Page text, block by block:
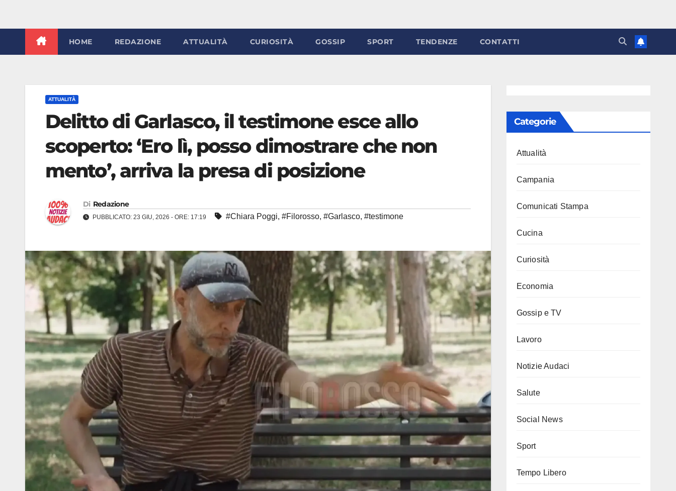
HOME REDAZIONE ATTUALITÀ CURIOSITÀ GOSSIP SPORT TENDENZE CONTATTI
ATTUALITÀ
Delitto di Garlasco, il testimone esce allo
scoperto: ‘Ero lì, posso dimostrare che non
mento’, arriva la presa di posizione
Di Redazione
PUBBLICATO: 23 GIU, 2026 - ORE: 17:19 #Chiara Poggi, #Filorosso, #Garlasco, #testimone
Categorie
Attualità
Campania
Comunicati Stampa
Cucina
Curiosità
Economia
Gossip e TV
Lavoro
Notizie Audaci
Salute
Social News
Sport
Tempo Libero